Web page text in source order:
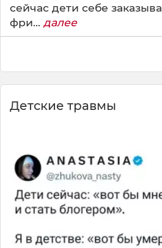
сейчас дети себе
фри... далее
Детские травмы